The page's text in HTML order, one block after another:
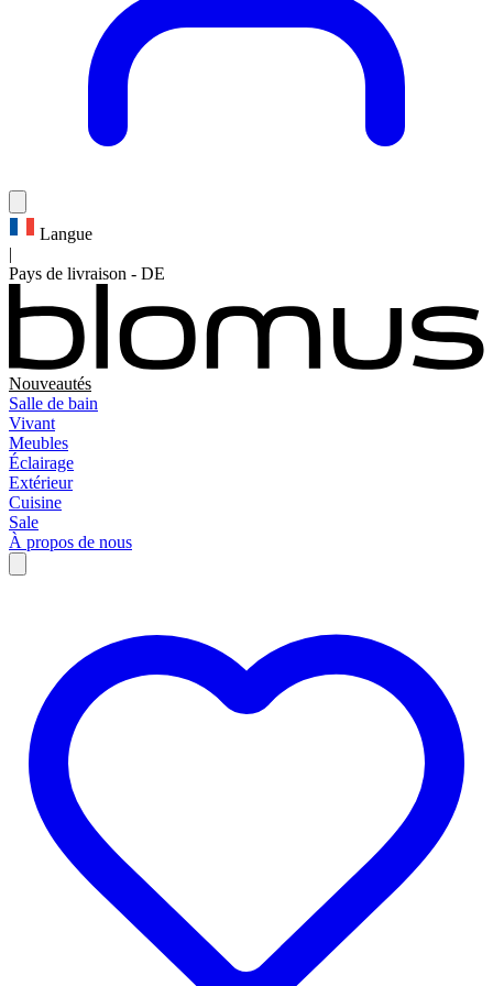
Langue
|
Pays de livraison - DE
Nouveautés
Salle de bain
Vivant
Meubles
Éclairage
Extérieur
Cuisine
Sale
À propos de nous